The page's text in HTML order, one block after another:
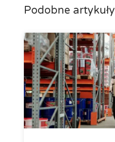
Podobne artykuły